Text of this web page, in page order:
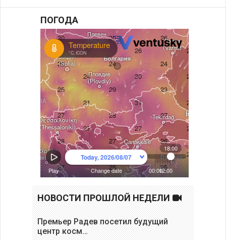
ПОГОДА
НОВОСТИ ПРОШЛОЙ НЕДЕЛИ
Премьер Радев посетил будущий
центр косм…